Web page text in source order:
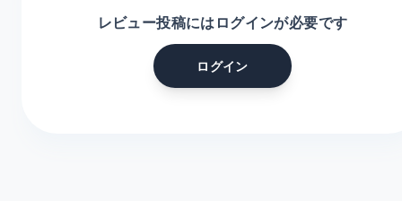
レビュー投稿にはログインが必要です
ログイン